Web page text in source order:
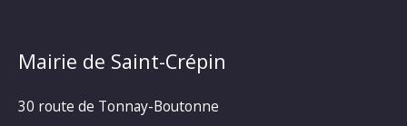
Mairie de Saint-Crépin
30 route de Tonnay-Boutonne